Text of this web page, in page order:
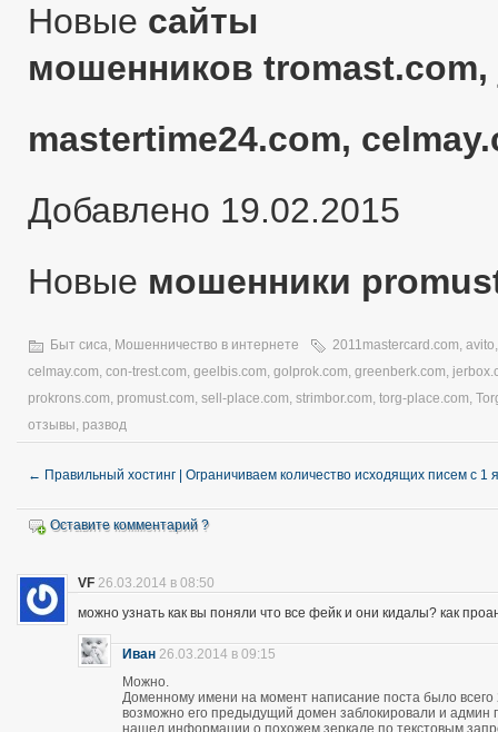
Новые сайты
мошенников
mastertime24.com,
Добавлено 19.02.2015
Новые мошенники
Быт сиса, Мошенничество в интернете 2011mastercard.com, avito
celmay.com, con-trest.com, geelbis.com, golprok.com, greenberk.com,
prokrons.com, promust.com, sell-place.com, strimbor.com, torg-place.com,
отзывы, развод
← Правильный хостинг | Ограничиваем количество исходящих писем с 1
Оставите комментарий ?
VF 26.03.2014 в 08:50
можно узнать как вы поняли что все фейк и они кидалы? как
Иван 26.03.2014 в 09:15
Можно.
Доменному имени на момент написание поста было
возможно его предыдущий домен заблокировали и админ
нашел информации о похожем зеркале по текстовым